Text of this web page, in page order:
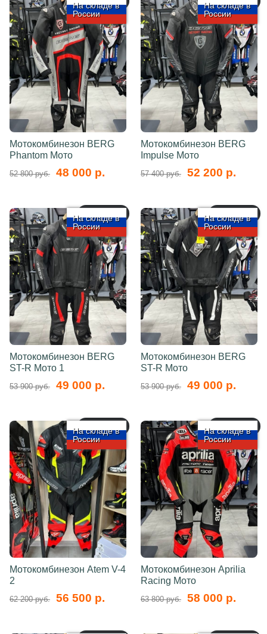
На складе в
России
Мотокомбинезон BERG
Phantom Мото
52 800 руб. 48 000 р.
На складе в
России
Мотокомбинезон BERG
Impulse Мото
57 400 руб. 52 200 р.
На складе в
России
Мотокомбинезон BERG
ST-R Мото 1
53 900 руб. 49 000 р.
На складе в
России
Мотокомбинезон BERG
ST-R Мото
53 900 руб. 49 000 р.
На складе в
России
Мотокомбинезон Atem V-4
2
62 200 руб. 56 500 р.
На складе в
России
Мотокомбинезон Aprilia
Racing Мото
63 800 руб. 58 000 р.